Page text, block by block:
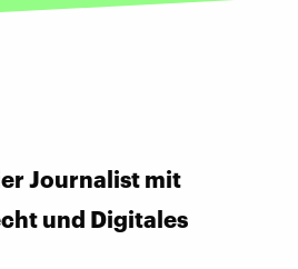
Journalist mit
und Digitales